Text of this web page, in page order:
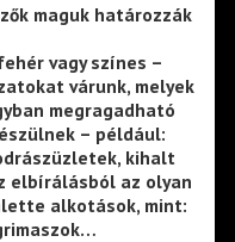
maguk határozzák
vagy színes –
várunk, melyek
megragadható
– például:
kihalt
elbírálásból az olyan
alkotások, mint: